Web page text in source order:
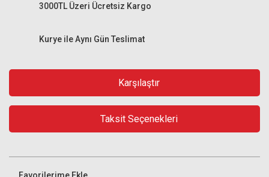
Kurye ile Aynı Gün Teslimat
3000TL Üzeri Ücretsiz Kargo
Karşılaştır
Taksit Seçenekleri